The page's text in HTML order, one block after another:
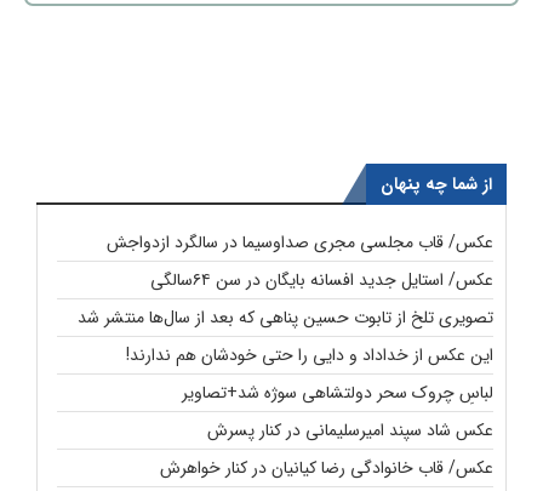
از شما چه پنهان
عکس/ قاب مجلسی مجری صداوسیما در سالگرد ازدواجش
عکس/ استایل جدید افسانه بایگان در سن ۶۴سالگی
تصویری تلخ از تابوت حسین پناهی که بعد از سال‌ها منتشر شد
این عکس از خداداد و دایی را حتی خودشان هم ندارند!
لباسِ چروک سحر دولتشاهی سوژه شد+تصاویر
عکس شاد سپند امیرسلیمانی در کنار پسرش
عکس/ قاب خانوادگی رضا کیانیان در کنار خواهرش